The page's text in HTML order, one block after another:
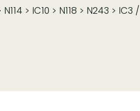
> IC10 > N118 > N243 > IC3 /